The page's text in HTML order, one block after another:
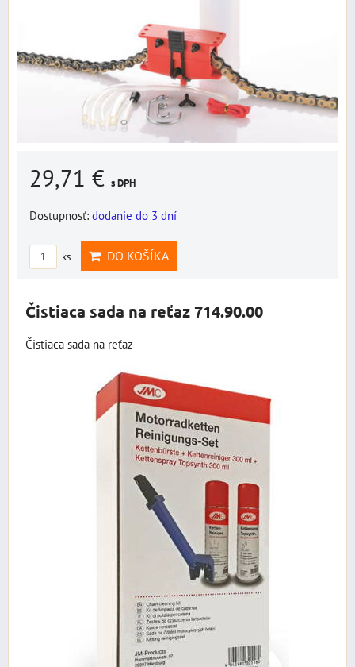
29,71 € s DPH
Dostupnosť: dodanie do 3 dní
ks DO KOŠÍKA
Čistiaca sada na reťaz 714.90.00
Čistiaca sada na reťaz